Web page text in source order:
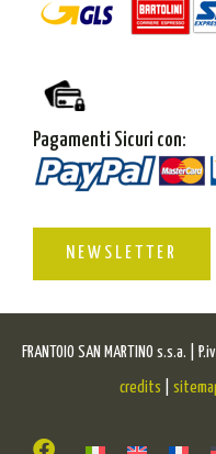
Pagamenti Sicuri con:
NEWSLETTER
FRANTOIO SAN MARTINO s.s.a. |
credits |